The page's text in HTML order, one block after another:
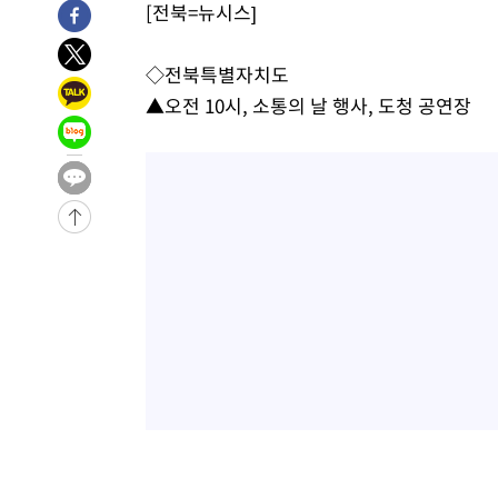
3시간 전 >
손흥민, 5경기 연속골 실패…LAFC는 승부차기 끝 과달라하라
5시간 전 >
-18371초 전 >
'월드컵 탈락 후폭풍' 축구협회…11시간 걸린 초유의 압수
-17807초 전 >
[속보] 뉴욕증시, 혼조 출발…나스닥 0.3%↓, 다우
-16600초 전 >
-15285초 전 >
-881초 전 >
[전북=뉴시스]
◇전북특별자치도
▲오전 10시, 소통의 날 행사, 도청 공연장